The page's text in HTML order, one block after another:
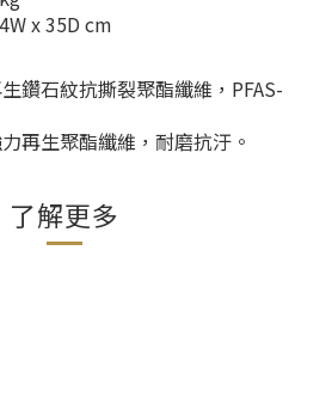
x 35D cm
鑽石紋抗撕裂聚酯纖維，PFAS-
再生聚酯纖維，耐磨抗汙。
了解更多